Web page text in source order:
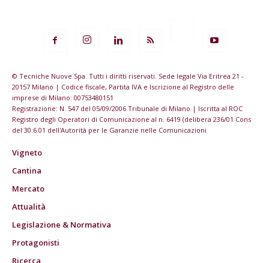
© Tecniche Nuove Spa. Tutti i diritti riservati. Sede legale Via Eritrea 21 -
20157 Milano | Codice fiscale, Partita IVA e Iscrizione al Registro delle
imprese di Milano: 00753480151
Registrazione: N. 547 del 05/09/2006 Tribunale di Milano | Iscritta al ROC
Registro degli Operatori di Comunicazione al n. 6419 (delibera 236/01 Cons
del 30.6.01 dell'Autorità per le Garanzie nelle Comunicazioni
Vigneto
Cantina
Mercato
Attualità
Legislazione & Normativa
Protagonisti
Ricerca